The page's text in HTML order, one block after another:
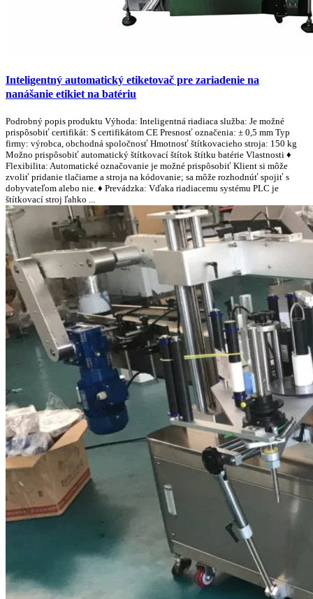
Inteligentný automatický etiketovač pre zariadenie na
nanášanie etikiet na batériu
Podrobný popis produktu Výhoda: Inteligentná riadiaca služba: Je možné
prispôsobiť certifikát: S certifikátom CE Presnosť označenia: ± 0,5 mm Typ
firmy: výrobca, obchodná spoločnosť Hmotnosť štítkovacieho stroja: 150 kg
Možno prispôsobiť automatický štítkovací štítok štítku batérie Vlastnosti ♦
Flexibilita: Automatické označovanie je možné prispôsobiť Klient si môže
zvoliť pridanie tlačiarne a stroja na kódovanie; sa môže rozhodnúť spojiť s
dobyvateľom alebo nie. ♦ Prevádzka: Vďaka riadiacemu systému PLC je
štítkovací stroj ľahko ...